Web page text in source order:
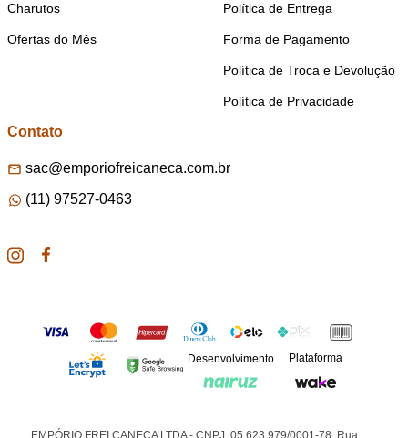
Charutos
Ofertas do Mês
Política de Entrega
Forma de Pagamento
Política de Troca e Devolução
Política de Privacidade
Contato
sac@emporiofreicaneca.com.br
(11) 97527-0463
Desenvolvimento Plataforma
EMPÓRIO FREI CANECA LTDA - CNPJ: 05.623.979/0001-78. Rua